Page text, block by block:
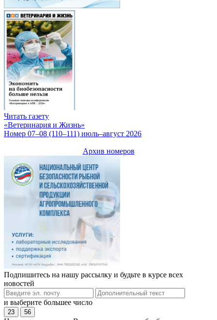
Читать газету
«Ветеринария и Жизнь»
Номер 07–08 (110–111) июль–август 2026
Архив номеров
Подпишитесь на нашу рассылку и будьте в курсе всех
новостей
и выберите большее число
23 56